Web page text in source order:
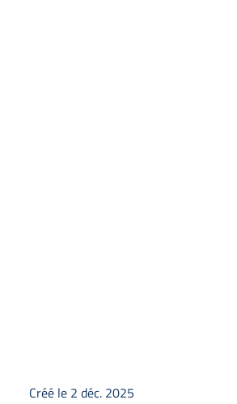
Créé le 2 déc. 2025